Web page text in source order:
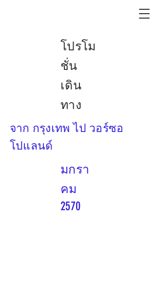
โปรโม
ชั่น
เดิน
ทาง
จาก กรุงเทพ ไป วอร์ซอ
โปแลนด์
มกรา
คม
2570